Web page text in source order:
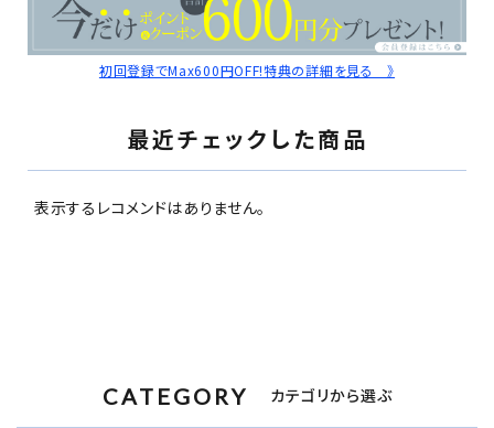
初回登録でMax600円OFF!特典の詳細を見る 》
最近チェックした商品
表示するレコメンドはありません。
CATEGORY カテゴリから選ぶ